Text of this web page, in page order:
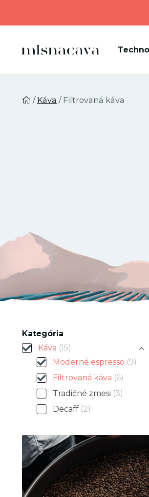
/ Káva / Filtrovaná káva
Kategória
Káva (15)
Moderné espresso (9)
Filtrovaná káva (6)
Tradičné zmesi (3)
Decaff (2)